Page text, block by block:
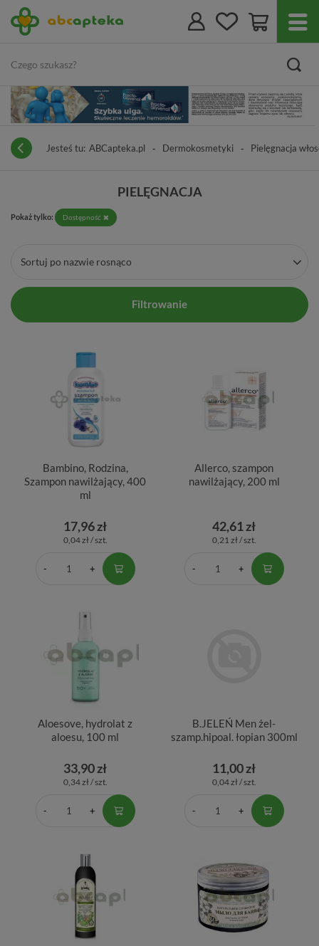
Jesteś tu: ABCapteka.pl Dermokosmetyki Pielęgnacja
PIELĘGNACJA
Pokaż tylko: Dostępność
Sortuj po nazwie rosnąco
Filtrowanie
Bambino, Rodzina,
Szampon nawilżający, 400
ml
17,96 zł
0,04 zł / szt.
Allerco, szampon
nawilżający, 200 ml
42,61 zł
0,21 zł / szt.
Aloesove, hydrolat z
aloesu, 100 ml
33,90 zł
0,34 zł / szt.
B.JELEŃ Men żel-
szamp.hipoal. łopian 300ml
11,00 zł
0,04 zł / szt.